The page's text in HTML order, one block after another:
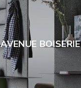
AVENUE BOISERIE